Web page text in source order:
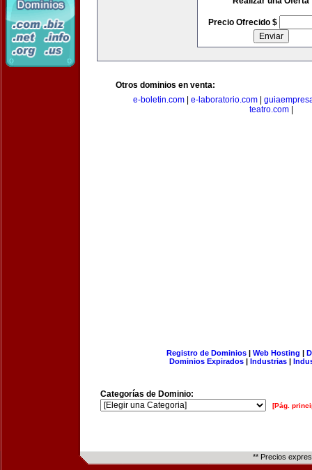
Precio Ofrecido $
Otros dominios en venta:
e-boletin.com
e-laboratorio.com
teatro.com|
Registro de Dominios| Web Hosting |
Dominios Expirados | Industrias |
Categorías de Dominio:
[Pág.
** Precios